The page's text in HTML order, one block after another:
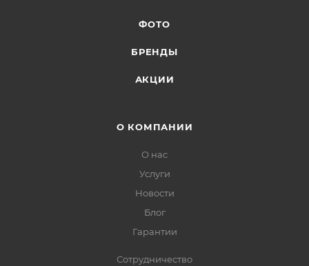
ФОТО
БРЕНДЫ
АКЦИИ
О КОМПАНИИ
О нас
Услуги
Новости
Блог
Гарантии
Сотрудничество